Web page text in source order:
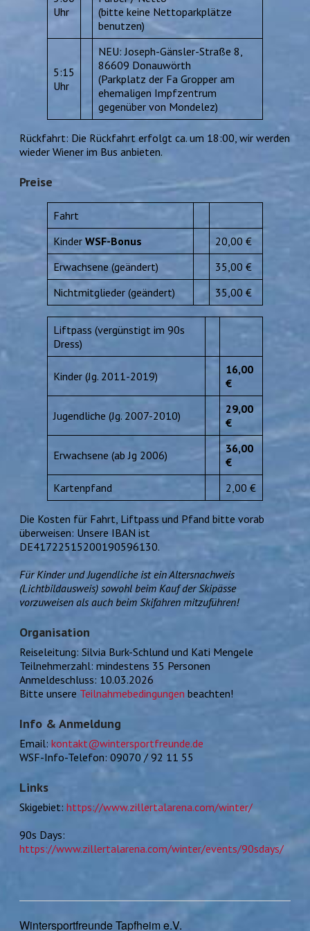
Uhr
(bitte keine Nettoparkplätze
benutzen)
5:15
Uhr
NEU: Joseph-Gänsler-Straße 8,
86609 Donauwörth
(Parkplatz der Fa Gropper am
ehemaligen Impfzentrum
gegenüber von Mondelez)
Rückfahrt: Die Rückfahrt erfolgt ca. um 18:00, wir werden
wieder Wiener im Bus anbieten.
Preise
Fahrt
Kinder WSF-Bonus
20,00 €
Erwachsene (geändert)
35,00 €
Nichtmitglieder (geändert)
35,00 €
Liftpass (vergünstigt im 90s
Dress)
Kinder (Jg. 2011-2019)
16,00
€
Jugendliche (Jg. 2007-2010)
29,00
€
Erwachsene (ab Jg 2006)
36,00
€
Kartenpfand
2,00 €
Die Kosten für Fahrt, Liftpass und Pfand bitte vorab
überweisen: Unsere IBAN ist
DE41722515200190596130.
Für Kinder und Jugendliche ist ein Altersnachweis
(Lichtbildausweis) sowohl beim Kauf der Skipässe
vorzuweisen als auch beim Skifahren mitzuführen!
Organisation
Reiseleitung: Silvia Burk-Schlund und Kati Mengele
Teilnehmerzahl: mindestens 35 Personen
Anmeldeschluss: 10.03.2026
Bitte unsere Teilnahmebedingungen beachten!
Info & Anmeldung
Email: kontakt@wintersportfreunde.de
WSF-Info-Telefon: 09070 / 92 11 55
Links
Skigebiet: https://www.zillertalarena.com/winter/
90s Days:
https://www.zillertalarena.com/winter/events/90sdays/
Wintersportfreunde Tapfheim e.V.